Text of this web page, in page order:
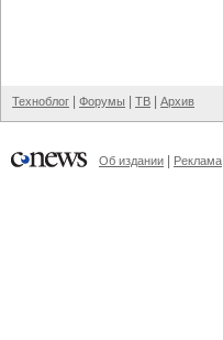
Техноблог Форумы ТВ Архив
Об издании Реклама